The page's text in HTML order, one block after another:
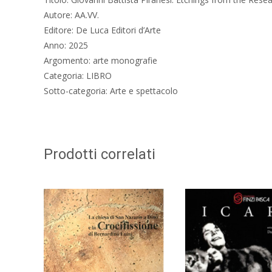
Autore: AA.VV.
Editore: De Luca Editori d’Arte
Anno: 2025
Argomento: arte monografie
Categoria: LIBRO
Sotto-categoria: Arte e spettacolo
Prodotti correlati